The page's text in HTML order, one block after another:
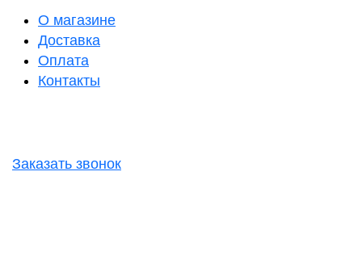
О магазине
Доставка
Оплата
Контакты
Заказать звонок